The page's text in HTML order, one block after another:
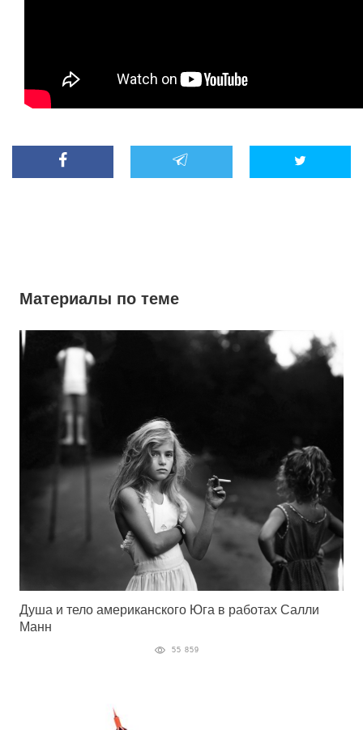
Материалы по теме
Душа и тело американского Юга в работах Салли
Манн
55 859